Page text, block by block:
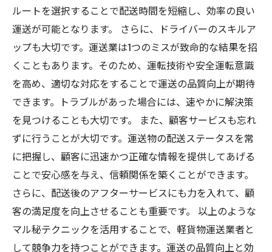
ルートを選択することで配送時間を短縮し、効率の良い
運送が可能となります。 さらに、ドライバーのスキルア
ップも大切です。運送業は1つのミスが致命的な結果を招
くこともあります。そのため、運転技術や安全運転意識
を高め、適切な対応をすることで運送の品質向上が期待
できます。トラブルがあった場合には、速やかに解決策
を見つけることも大切です。 また、顧客サービスも忘れ
ずに行うことが大切です。運送物の配送ステータスを常
に把握し、顧客に迅速かつ正確な情報を提供してあげる
ことで安心感を与え、信頼関係を築くことができます。
さらに、配送後のアフターサービスにも力を入れて、顧
客の満足度を向上させることも重要です。 以上のような
マル秘テクニックを活用することで、軽貨物運送業者と
して競争力を持つことができます。運送の品質向上と効